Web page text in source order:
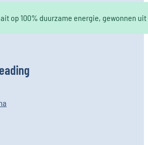
op 100% duurzame energie, gewonnen